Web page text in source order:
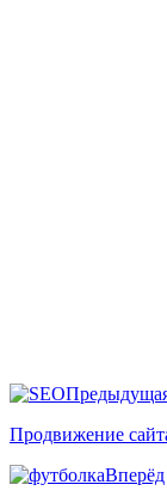
Продвижение
Вперёд